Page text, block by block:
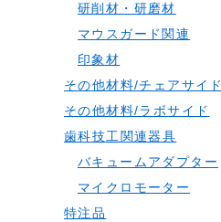
研削材・研磨材
マウスガード関連
印象材
その他材料/チェアサイド
その他材料/ラボサイド
歯科技工関連器具
バキュームアダプター
マイクロモーター
特注品